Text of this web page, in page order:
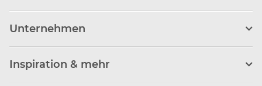
Unternehmen
Inspiration & mehr